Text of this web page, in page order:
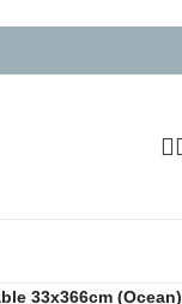
33x366cm (Ocean)